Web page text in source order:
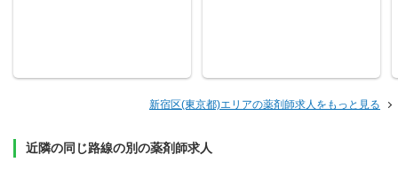
新宿区(東京都)エリアの薬剤師求人をもっと見る
近隣の同じ路線の別の薬剤師求人